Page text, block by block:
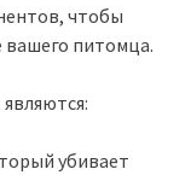
чтобы
вашего питомца.
убивает